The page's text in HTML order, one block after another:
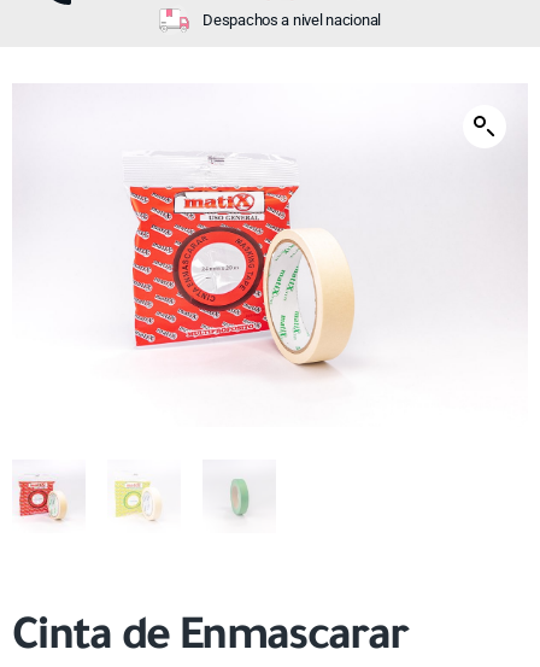
Despachos a nivel nacional
Cinta de Enmascarar